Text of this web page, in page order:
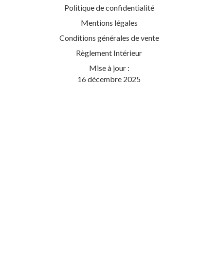
Politique de confidentialité
Mentions légales
Conditions générales de vente
Règlement Intérieur
Mise à jour :
16 décembre 2025